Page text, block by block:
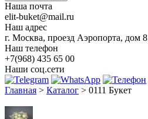
Наша почта
elit-buket@mail.ru
Наш адрес
г. Москва, проезд Аэропорта, дом 8
Наш телефон
+7(968) 435 65 00
Наши соц.сети
Главная > Каталог > 0111 Букет